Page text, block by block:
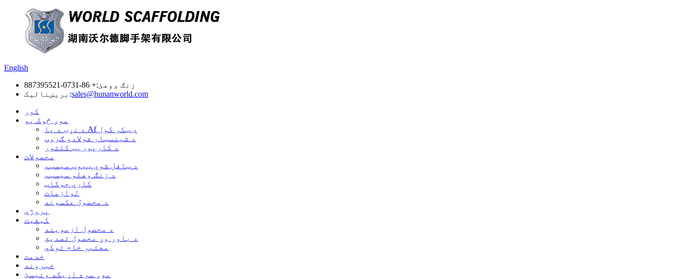
English
زنګ ووهئ:+ 86-0731-887395521
بریښنالیک:sales@hunanworld.com
کور
موږ څوک یو
د نړۍ د پا Af ې ټکر کول
د شینسټار فولادو ګروپ
د کارپوریټ کلتور
محصولات
د ټافل شوي ټیوب سیسټم
د زنګ وهلو سیسټم
کاري چوکاټ
لوازمات
د محصول عکسونه
پروژې
کیفیت
د محصول ازموینه
د باور وړ محصول تصدیق
معتبر خام توکي
خدمت
خبرونه
موږ سره اړیکه ونیسئ